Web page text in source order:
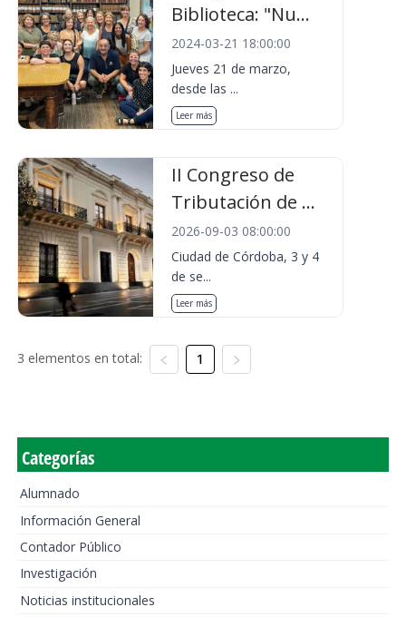
Biblioteca: "Nu...
2024-03-21 18:00:00
Jueves 21 de marzo,
desde las ...
Leer más
II Congreso de
Tributación de ...
2026-09-03 08:00:00
Ciudad de Córdoba, 3 y 4
de se...
Leer más
3 elementos en total: 1
Categorías
Alumnado
Información General
Contador Público
Investigación
Noticias institucionales